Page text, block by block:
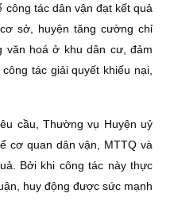
tác dân vận đạt kết quả
sở, huyện tăng cường chỉ
văn hoá ở khu dân cư, đảm
tác giải quyết khiếu nại,
cầu, Thường vụ Huyện uỷ
cơ quan dân vận, MTTQ và
Bởi khi công tác này thực
huy động được sức mạnh